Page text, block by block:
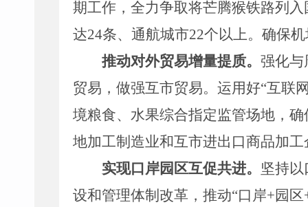
期工作，全力争取将芒腾猴铁路列入
达24条、通航城市22个以上。确保
推动对外贸易增量提质。 强化与
贸易，做强互市贸易。运用好“互联
境粮食、水果综合指定监管场地，
地加工制造业和互市进出口商品加
实现口岸园区互促共进。 坚持
设和管理体制改革，推动“口岸+园区